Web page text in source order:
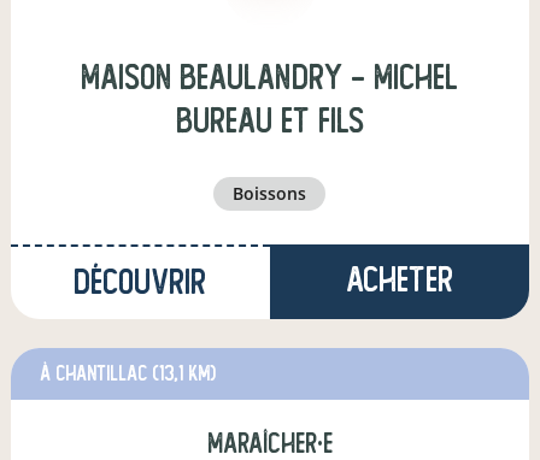
Maison Beaulandry - Michel
BUREAU et Fils
boissons
Découvrir Acheter
à Chantillac (13,1 km)
maraîcher·e